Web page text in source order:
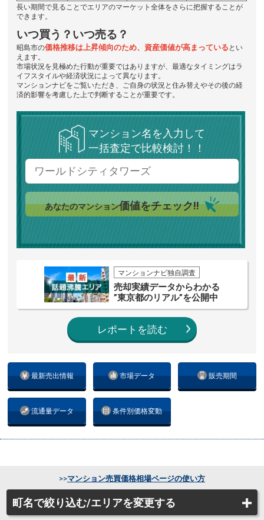
最新売出情報 市場データ 販売期間
流通量データ 条件別価格変動
長い期間で見ることでエリアのマーケット全体をさらに把握することが
できます。
いつ買う？いつ売る？
昭島市の価格推移は上昇傾向のため、資産価値が高まっている とい
えます。
市場状況を見極めた行動が重要ではありますが、最適なタイミングはラ
イフスタイルや経済状況によって異なります。
マンションナビをご覧いただき、ご自身の状況と住み替えやその後の経
済的影響を考慮した上で判断することが重要です。
マンション名を入力して
一括査定で比較検討！！
あなたのマンション価値をチェック!!
マンションナビ独自調査
売却実績データからわかる
”東京都のリアル”を公開中
レポートを読む
町名で絞り込む/エリアを変更する
>>マンション売買価格相場ページの使い方